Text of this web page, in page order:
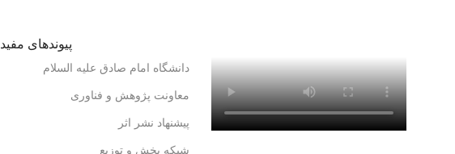
پیوندهای مفید
دانشگاه امام صادق علیه السلام
معاونت پژوهش و فناوری
پیشنهاد نشر اثر
شبکه پخش و توزیع